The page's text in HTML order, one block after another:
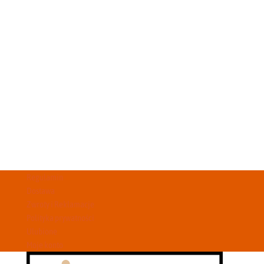
Regulamin
Dostawa
Zwroty i Reklamacje
Polityka prywatności
Ulubione
Moje konto